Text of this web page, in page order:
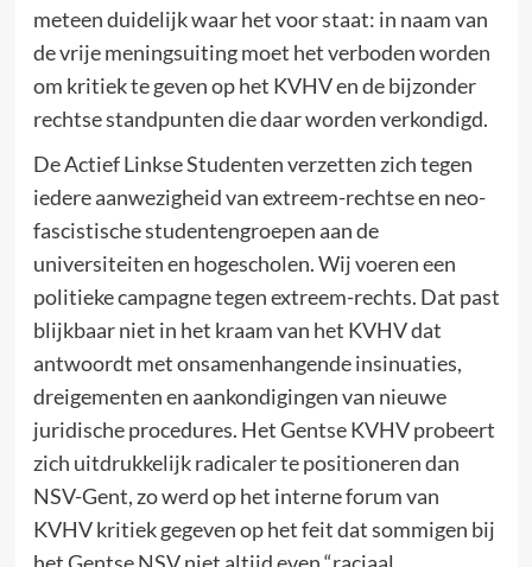
meteen duidelijk waar het voor staat: in naam van
de vrije meningsuiting moet het verboden worden
om kritiek te geven op het KVHV en de bijzonder
rechtse standpunten die daar worden verkondigd.
De Actief Linkse Studenten verzetten zich tegen
iedere aanwezigheid van extreem-rechtse en neo-
fascistische studentengroepen aan de
universiteiten en hogescholen. Wij voeren een
politieke campagne tegen extreem-rechts. Dat past
blijkbaar niet in het kraam van het KVHV dat
antwoordt met onsamenhangende insinuaties,
dreigementen en aankondigingen van nieuwe
juridische procedures. Het Gentse KVHV probeert
zich uitdrukkelijk radicaler te positioneren dan
NSV-Gent, zo werd op het interne forum van
KVHV kritiek gegeven op het feit dat sommigen bij